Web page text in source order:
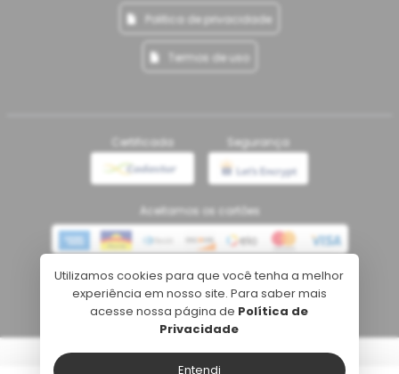
Politica de privacidade
Termos de uso
Certificada Segurança
Aceitamos os cartões
Meios de pagamento
Tecnologia
Utilizamos cookies para que você tenha a melhor
experiência em nosso site. Para saber mais
acesse nossa página de Política de
Privacidade
Entendi